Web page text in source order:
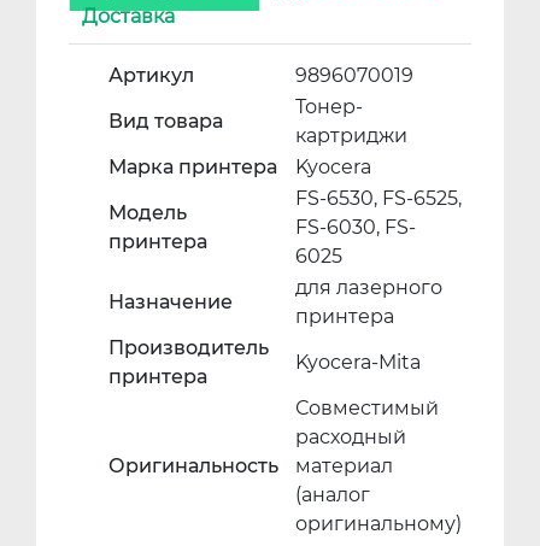
Доставка
Артикул
9896070019
Вид товара
Тонер-
картриджи
Марка принтера
Kyocera
Модель
принтера
FS-6530, FS-6525,
FS-6030, FS-
6025
Назначение
для лазерного
принтера
Производитель
принтера
Kyocera-Mita
Оригинальность
Совместимый
расходный
материал
(аналог
оригинальному)